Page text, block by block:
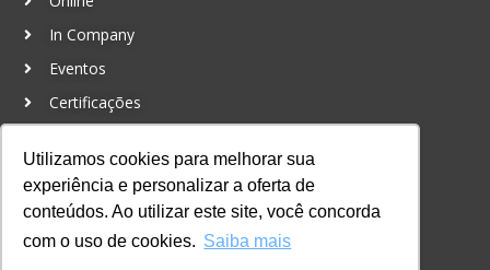
Utilizamos cookies para melhorar sua
experiência e personalizar a oferta de
conteúdos. Ao utilizar este site, você concorda
com o uso de cookies. Saiba mais
In Company
Eventos
Certificações
CONTATO
+55 11 3259-2837
+55 11 98924-8322
contato@lec.com.br